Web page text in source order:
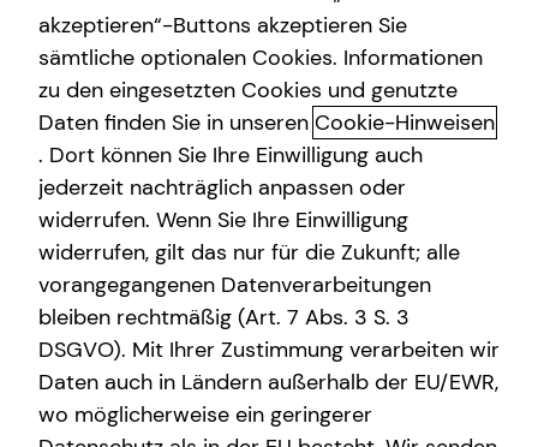
Sach- und Vermögenssicherung
Expat
Immobilienfinanzierung
Altersvorsorge
Das Altersvorsorgedepot: Die nächste
Generation der privaten geförderten
Altersvorsorge
Die private Altersvorsorgereform ist auf den Weg
gebracht und eröffnet neue Möglichkeiten beim
Vermögensaufbau und bei deiner Altersvorsorge. Ab dem
01.01.2027 tritt sie in Kraft. Spannend daran sind vor allem
modernere und kostengünstigere Lösungen, mehr
Kapitalmarktorientierung, attraktivere Förderung und die
Einbeziehung weiterer Berufsgruppen.
Vorgesehen sind staatliche Zulagen von bis zu 540 Euro
akzeptieren“-Buttons akzeptieren Sie
sämtliche optionalen Cookies. Informationen
zu den eingesetzten Cookies und genutzte
Daten finden Sie in unseren Cookie-Hinweisen
. Dort können Sie Ihre Einwilligung auch
jederzeit nachträglich anpassen oder
widerrufen. Wenn Sie Ihre Einwilligung
widerrufen, gilt das nur für die Zukunft; alle
vorangegangenen Datenverarbeitungen
bleiben rechtmäßig (Art. 7 Abs. 3 S. 3
DSGVO). Mit Ihrer Zustimmung verarbeiten wir
Daten auch in Ländern außerhalb der EU/EWR,
wo möglicherweise ein geringerer